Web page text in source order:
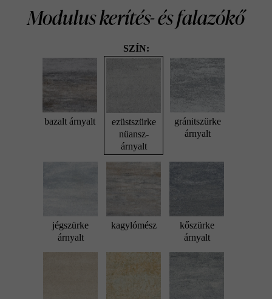
Modulus kerítés- és falazókő
SZÍN:
bazalt árnyalt
ezüstszürke
nüansz-
árnyalt
gránitszürke
árnyalt
jégszürke
árnyalt
kagylómész
kőszürke
árnyalt